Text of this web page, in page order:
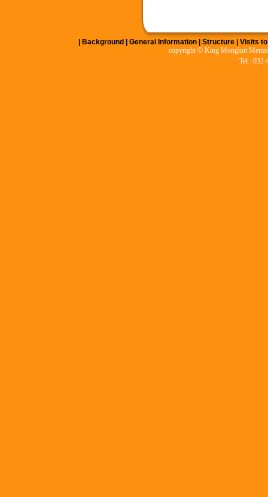
Background |General Information |Structure |Visits
copyright © King Mongkut
Tel :